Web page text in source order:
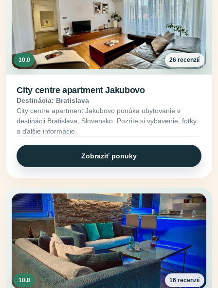
10.0 26 recenzií
City centre apartment Jakubovo
Destinácia: Bratislava
City centre apartment Jakubovo ponúka ubytovanie v
destinácii Bratislava, Slovensko. Pozrite si vybavenie, fotky
a ďalšie informácie.
Zobraziť ponuky
10.0 16 recenzií